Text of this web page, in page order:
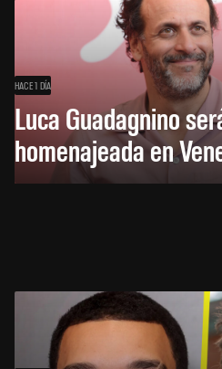
HACE 1 DÍA
Luca Guadagnino
homenajeada en